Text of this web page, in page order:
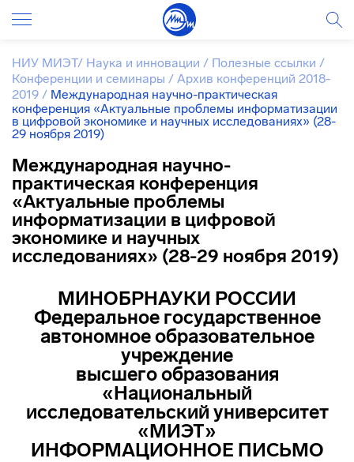
НИУ МИЭТ/ Наука и инновации / Полезные ссылки /
Конференции и семинары / Архив конференций 2018-
2019 / Международная научно-практическая
конференция «Актуальные проблемы информатизации
в цифровой экономике и научных исследованиях» (28-
29 ноября 2019)
Международная научно-
практическая конференция
«Актуальные проблемы
информатизации в цифровой
экономике и научных
исследованиях» (28-29 ноября 2019)
МИНОБРНАУКИ РОССИИ
Федеральное государственное
автономное образовательное
учреждение
высшего образования
«Национальный
исследовательский университет
«МИЭТ»
ИНФОРМАЦИОННОЕ ПИСЬМО